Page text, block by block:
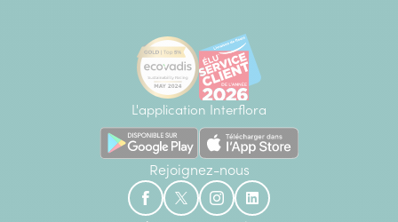
L'application Interflora
Rejoignez-nous